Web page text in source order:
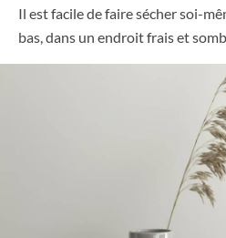
Il est facile de faire sécher soi-
bas, dans un endroit frais et